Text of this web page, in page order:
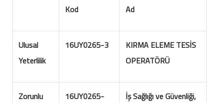
Kod Ad
Ulusal
Yeterlilik
16UY0265-3
KIRMA ELEME TESİS
OPERATÖRÜ
Zorunlu
16UY0265-
İş Sağlığı ve Güvenliği,